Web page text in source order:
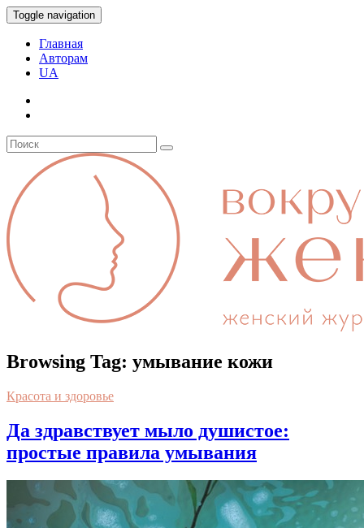
Toggle navigation
Главная
Авторам
UA
Browsing Tag: умывание кожи
Красота и здоровье
Да здравствует мыло душистое:
простые правила умывания